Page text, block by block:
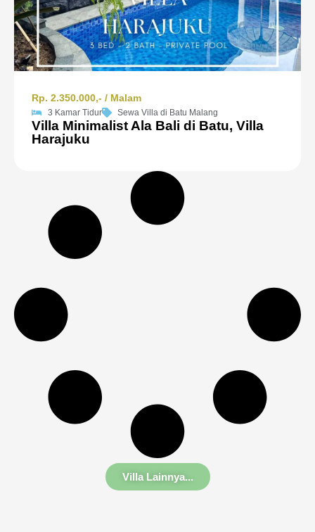
Rp. 2.350.000,- / Malam
3 Kamar Tidur Sewa Villa di Batu Malang
Villa Minimalist Ala Bali di Batu, Villa
Harajuku
Villa Lainnya...